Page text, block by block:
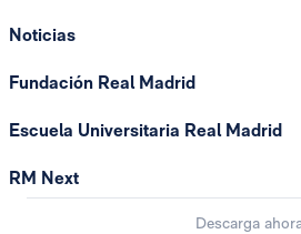
Noticias
Fundación Real Madrid
Escuela Universitaria Real Madrid
RM Next
Descarga